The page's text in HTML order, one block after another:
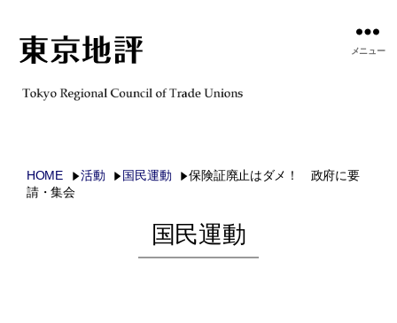
メニュー
HOME 活動 国民運動
保険証廃止はダメ！ 政府に要
請・集会
国民運動